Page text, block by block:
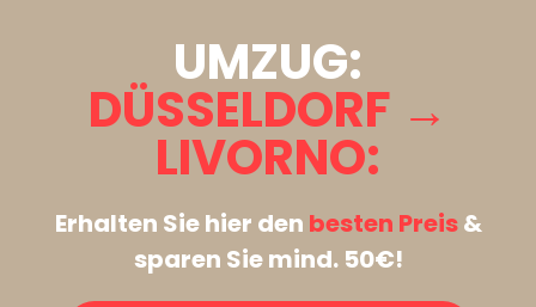
UMZUG:
DÜSSELDORF →
LIVORNO:
Erhalten Sie hier den besten Preis&
sparen Sie mind. 50€!